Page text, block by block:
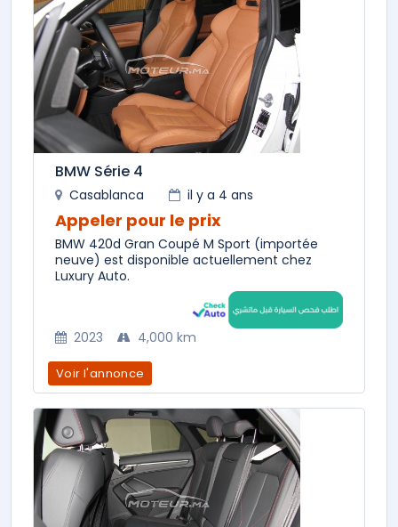
BMW Série 4
Casablanca il y a 4 ans
Appeler pour le prix
BMW 420d Gran Coupé M Sport (importée
neuve) est disponible actuellement chez
Luxury Auto.
2023 4,000 km
Voir l'annonce